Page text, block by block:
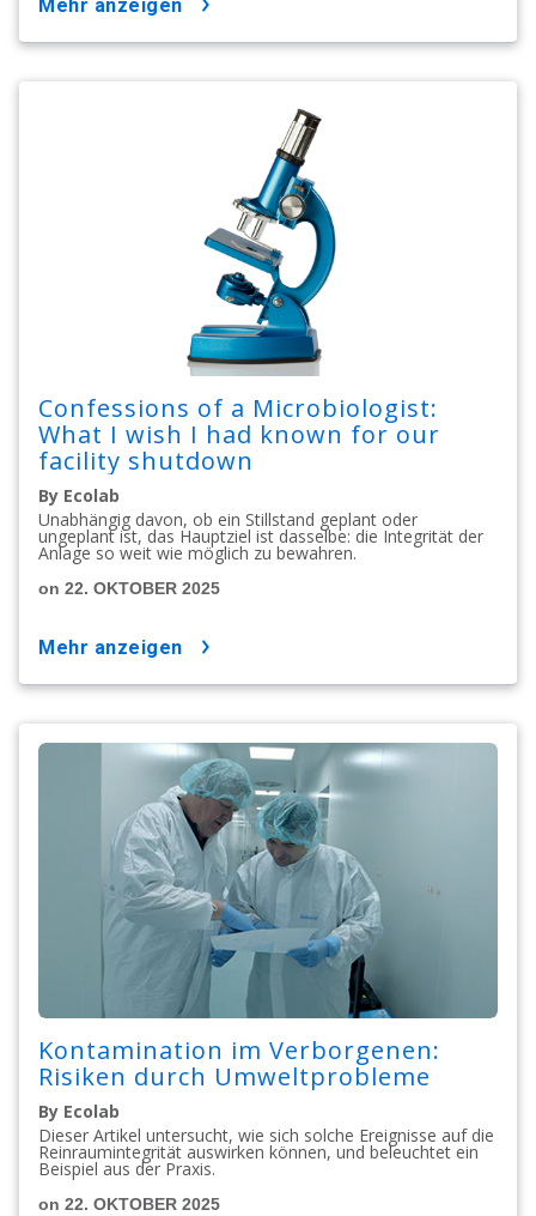
mehr anzeigen
Confessions of a Microbiologist:
What I wish I had known for our
facility shutdown
By Ecolab
Unabhängig davon, ob ein Stillstand geplant oder
ungeplant ist, das Hauptziel ist dasselbe: die Integrität der
Anlage so weit wie möglich zu bewahren.
on 22. OKTOBER 2025
mehr anzeigen
Kontamination im Verborgenen:
Risiken durch Umweltprobleme
By Ecolab
Dieser Artikel untersucht, wie sich solche Ereignisse auf die
Reinraumintegrität auswirken können, und beleuchtet ein
Beispiel aus der Praxis.
on 22. OKTOBER 2025